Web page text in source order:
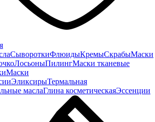
СывороткиФлюидыКремыСкрабыМаски
ЛосьоныПилингМаски тканевые
Маски
ЭликсирыТермальная
маслаГлина косметическаяЭссенции